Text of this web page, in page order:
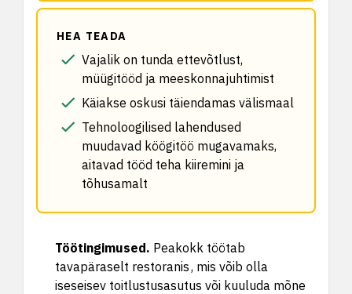
HEA TEADA
Vajalik on tunda ettevõtlust,
müügitööd ja meeskonnajuhtimist
Käiakse oskusi täiendamas välismaal
Tehnoloogilised lahendused
muudavad köögitöö mugavamaks,
aitavad tööd teha kiiremini ja
tõhusamalt
Töötingimused. Peakokk töötab
tavapäraselt restoranis , mis võib olla
iseseisev toitlustusasutus või kuuluda mõne